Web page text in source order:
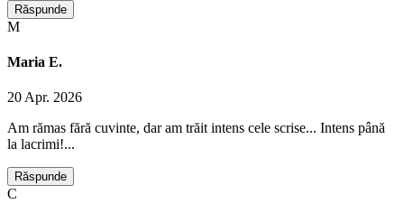
Răspunde
M
Maria E.
20 Apr. 2026
Am rămas fără cuvinte, dar am trăit intens cele scrise... Intens până
la lacrimi!...
Răspunde
C